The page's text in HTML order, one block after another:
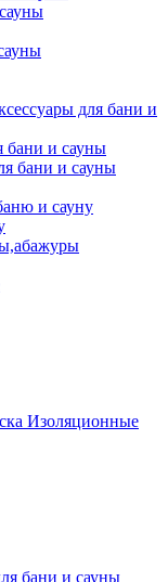
для бани и
бани и сауны
бани и сауны
и сауну
Изоляционные
бани и сауны